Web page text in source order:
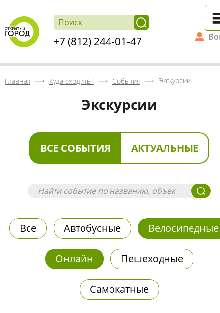
+7 (812) 244-01-47
Главная Куда сходить? События Экскурсии
Экскурсии
ВСЕ СОБЫТИЯ АКТУАЛЬНЫЕ
Все Автобусные Велосипедные
Онлайн Пешеходные
Самокатные